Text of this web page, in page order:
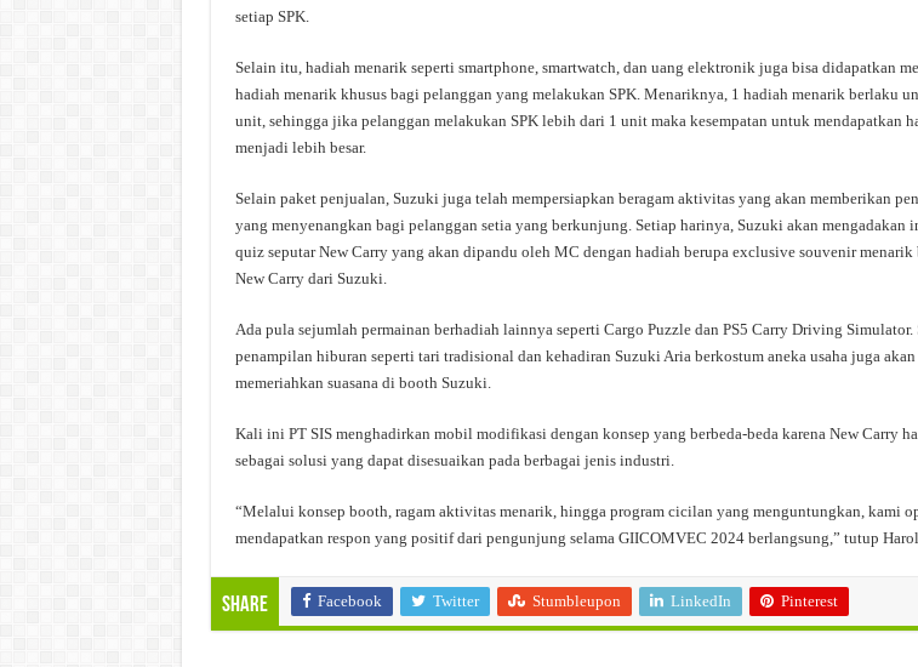
setiap SPK.
Selain itu, hadiah menarik seperti smartphone, smartwatch, dan uang elektronik juga bisa didapatkan
hadiah menarik khusus bagi pelanggan yang melakukan SPK. Menariknya, 1 hadiah menarik berlaku
unit, sehingga jika pelanggan melakukan SPK lebih dari 1 unit maka kesempatan untuk mendapatkan
menjadi lebih besar.
Selain paket penjualan, Suzuki juga telah mempersiapkan beragam aktivitas yang akan memberikan
yang menyenangkan bagi pelanggan setia yang berkunjung. Setiap harinya, Suzuki akan mengadakan
quiz seputar New Carry yang akan dipandu oleh MC dengan hadiah berupa exclusive souvenir menarik
New Carry dari Suzuki.
Ada pula sejumlah permainan berhadiah lainnya seperti Cargo Puzzle dan PS5 Carry Driving
penampilan hiburan seperti tari tradisional dan kehadiran Suzuki Aria berkostum aneka usaha juga akan
memeriahkan suasana di booth Suzuki.
Kali ini PT SIS menghadirkan mobil modifikasi dengan konsep yang berbeda-beda karena New Carry
sebagai solusi yang dapat disesuaikan pada berbagai jenis industri.
“Melalui konsep booth, ragam aktivitas menarik, hingga program cicilan yang menguntungkan, kami
mendapatkan respon yang positif dari pengunjung selama GIICOMVEC 2024 berlangsung,” tutup
Share Facebook Twitter Stumbleupon LinkedIn Pinterest